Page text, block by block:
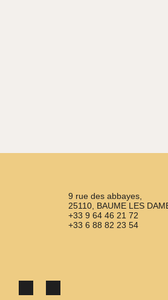
9 rue des abbayes,
25110, BAUME LES
+33 9 64 46 21 72
+33 6 88 82 23 54